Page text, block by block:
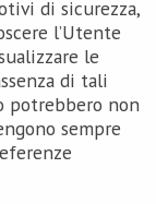
di sicurezza,
l’Utente
le
di tali
potrebbero non
sempre